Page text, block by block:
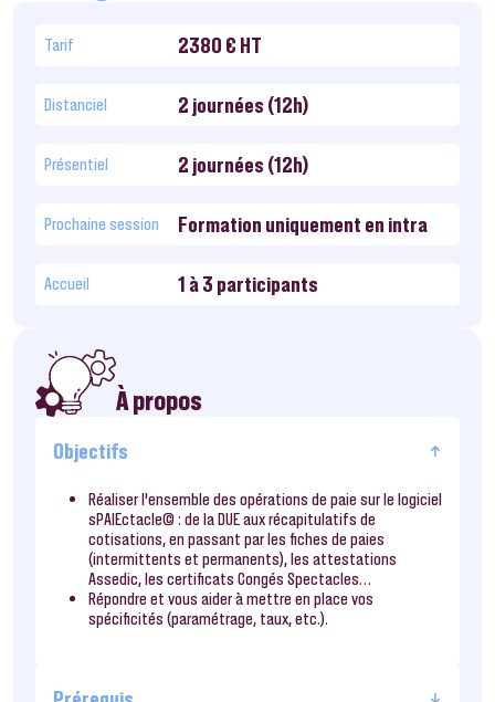
Tarif 2380 € HT
Distanciel 2 journées (12h)
Présentiel 2 journées (12h)
Prochaine session Formation uniquement en intra
Accueil 1 à 3 participants
À propos
Objectifs
Réaliser l’ensemble des opérations de paie sur le logiciel
sPAIEctacle© : de la DUE aux récapitulatifs de
cotisations, en passant par les fiches de paies
(intermittents et permanents), les attestations
Assedic, les certificats Congés Spectacles…
Répondre et vous aider à mettre en place vos
spécificités (paramétrage, taux, etc.).